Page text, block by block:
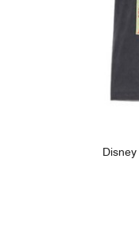
Disney